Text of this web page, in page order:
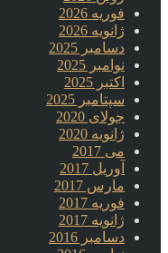
فوریه 2026
ژانویه 2026
دسامبر 2025
نوامبر 2025
اکتبر 2025
سپتامبر 2025
جولای 2020
ژانویه 2020
می 2017
آوریل 2017
مارس 2017
فوریه 2017
ژانویه 2017
دسامبر 2016